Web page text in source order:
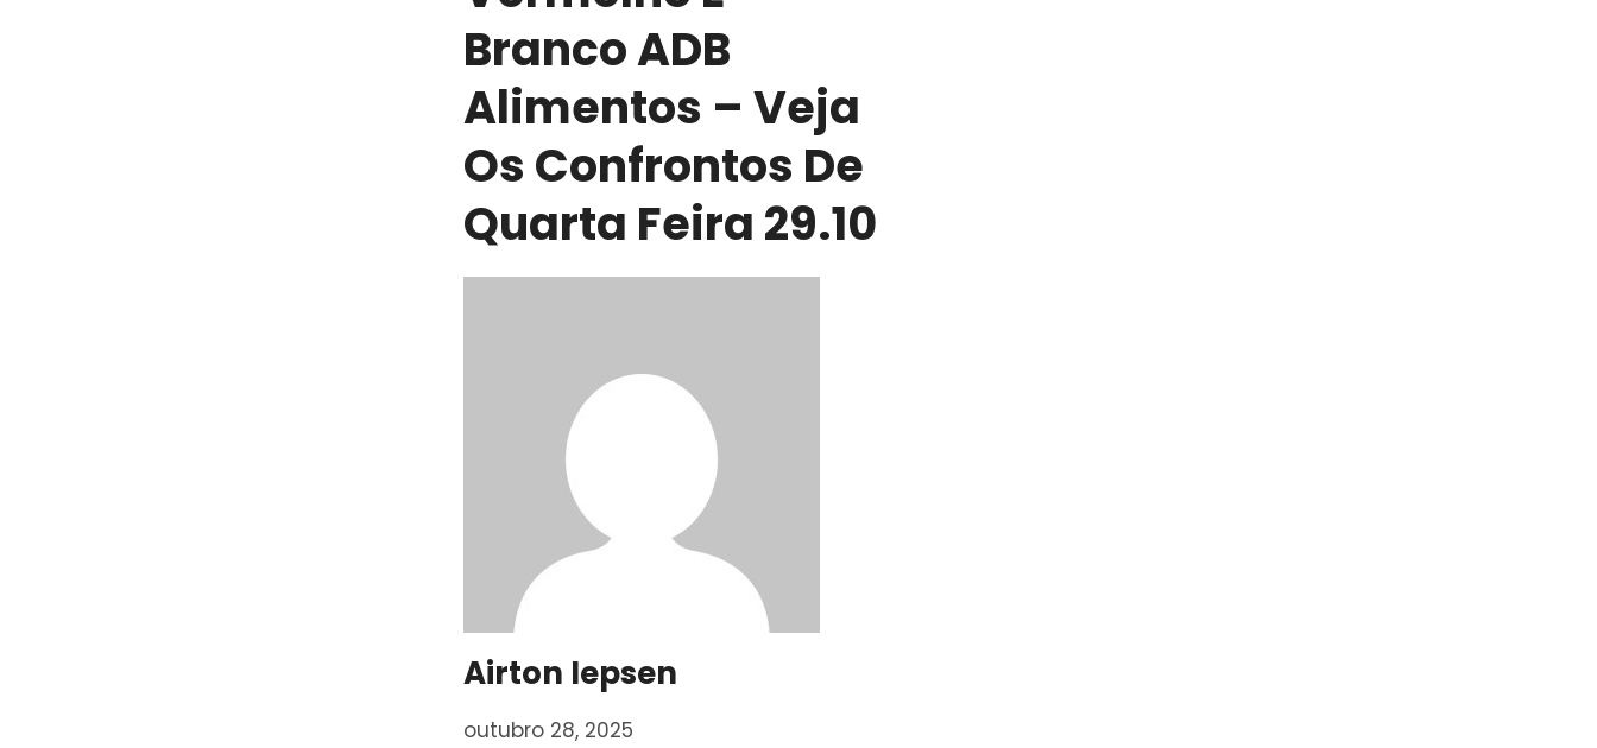
Branco ADB
Alimentos – Veja
Os Confrontos De
Quarta Feira 29.10
Airton Iepsen
outubro 28, 2025